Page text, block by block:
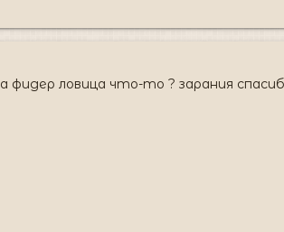
ловица что-то ? зарания